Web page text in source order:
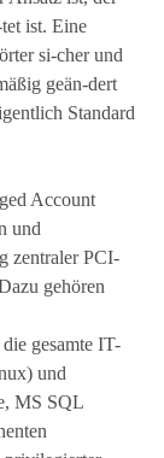
ist. Eine
si-cher und
geän-dert
Standard
Account
und
zentraler PCI-
gehören
gesamte IT-
und
MS SQL